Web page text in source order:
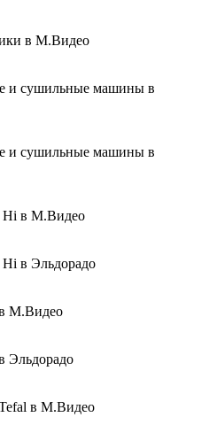
в М.Видео
и сушильные машины в
и сушильные машины в
Hi в М.Видео
в Эльдорадо
М.Видео
Эльдорадо
в М.Видео